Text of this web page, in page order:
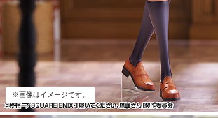
※画像はイメージです。